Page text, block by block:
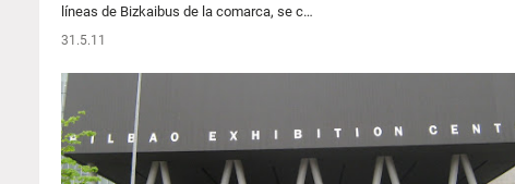
líneas de Bizkaibus de la comarca, se c…
31.5.11